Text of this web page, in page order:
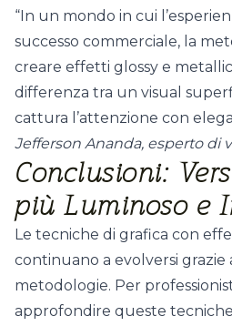
“In un mondo in cui
successo commerciale, la
creare effetti glossy e
differenza tra un visual
cattura l’attenzione con
Jefferson Ananda, esperto di
Conclusioni:
più Luminoso e
Le tecniche di grafica con
continuano a evolversi
metodologie. Per
approfondire queste